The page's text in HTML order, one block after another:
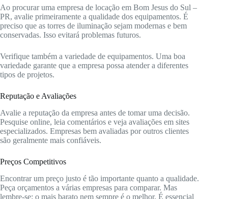
Ao procurar uma empresa de locação em Bom Jesus do Sul –
PR, avalie primeiramente a qualidade dos equipamentos. É
preciso que as torres de iluminação sejam modernas e bem
conservadas. Isso evitará problemas futuros.
Verifique também a variedade de equipamentos. Uma boa
variedade garante que a empresa possa atender a diferentes
tipos de projetos.
Reputação e Avaliações
Avalie a reputação da empresa antes de tomar uma decisão.
Pesquise online, leia comentários e veja avaliações em sites
especializados. Empresas bem avaliadas por outros clientes
são geralmente mais confiáveis.
Preços Competitivos
Encontrar um preço justo é tão importante quanto a qualidade.
Peça orçamentos a várias empresas para comparar. Mas
lembre-se: o mais barato nem sempre é o melhor. É essencial